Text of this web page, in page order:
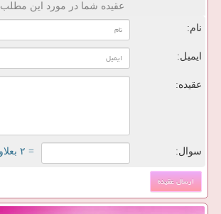
عقیده شما در مورد این مطلب
نام:
ایمیل:
عقیده:
سوال: = ۲ بعلاوه ۳